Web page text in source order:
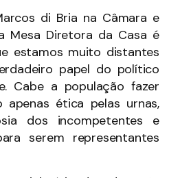
di Bria na Câmara e
Mesa Diretora da Casa é
estamos muito distantes
papel do político
Cabe a população fazer
apenas ética pelas urnas,
dos incompetentes e
serem representantes